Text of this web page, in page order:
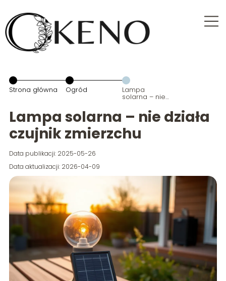
Strona główna Ogród Lampa
solarna – nie
zmierzchu
Lampa solarna – nie działa
czujnik zmierzchu
Data publikacji: 2025-05-26
Data aktualizacji: 2026-04-09